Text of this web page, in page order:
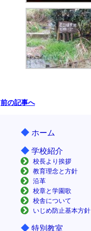
前の記事へ
◆ ホーム
◆ 学校紹介
校長より挨拶
教育理念と方針
沿革
校章と学園歌
校舎について
いじめ防止基本方針
◆ 特別教室